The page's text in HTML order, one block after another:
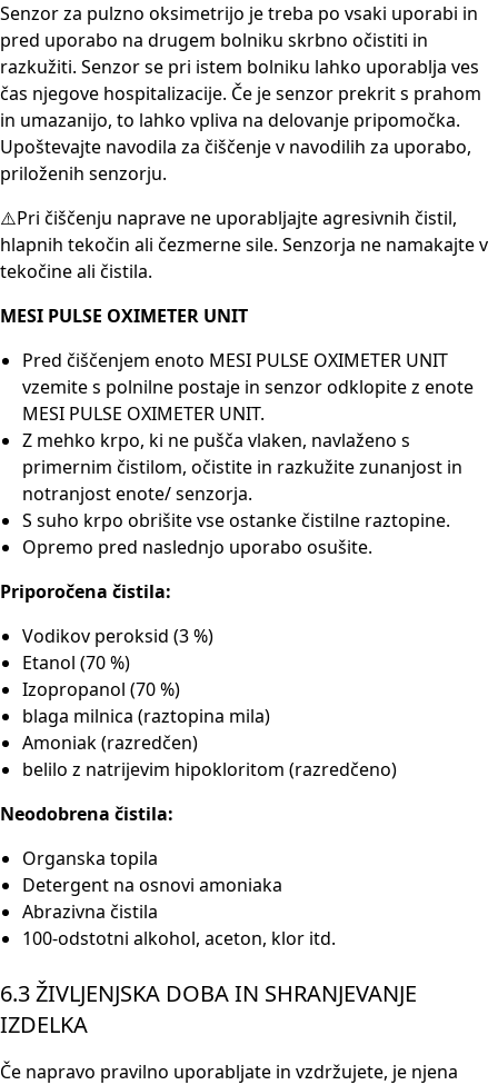
Senzor za pulzno oksimetrijo je treba po vsaki uporabi in
pred uporabo na drugem bolniku skrbno očistiti in
razkužiti. Senzor se pri istem bolniku lahko uporablja ves
čas njegove hospitalizacije. Če je senzor prekrit s prahom
in umazanijo, to lahko vpliva na delovanje pripomočka.
Upoštevajte navodila za čiščenje v navodilih za uporabo,
priloženih senzorju.
⚠️Pri čiščenju naprave ne uporabljajte agresivnih čistil,
hlapnih tekočin ali čezmerne sile. Senzorja ne namakajte v
tekočine ali čistila.
MESI PULSE OXIMETER UNIT
Pred čiščenjem enoto MESI PULSE OXIMETER UNIT
vzemite s polnilne postaje in senzor odklopite z enote
MESI PULSE OXIMETER UNIT.
Z mehko krpo, ki ne pušča vlaken, navlaženo s
primernim čistilom, očistite in razkužite zunanjost in
notranjost enote/ senzorja.
S suho krpo obrišite vse ostanke čistilne raztopine.
Opremo pred naslednjo uporabo osušite.
Priporočena čistila:
Vodikov peroksid (3 %)
Etanol (70 %)
Izopropanol (70 %)
blaga milnica (raztopina mila)
Amoniak (razredčen)
belilo z natrijevim hipokloritom (razredčeno)
Neodobrena čistila:
Organska topila
Detergent na osnovi amoniaka
Abrazivna čistila
100-odstotni alkohol, aceton, klor itd.
6.3 ŽIVLJENJSKA DOBA IN SHRANJEVANJE
IZDELKA
Če napravo pravilno uporabljate in vzdržujete, je njena